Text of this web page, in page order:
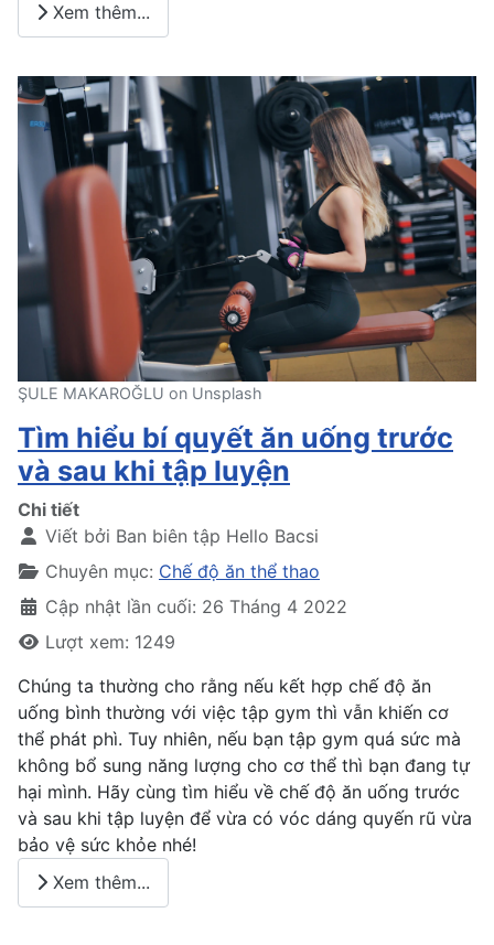
Xem thêm...
ŞULE MAKAROĞLU on Unsplash
Tìm hiểu bí quyết ăn uống trước
và sau khi tập luyện
Chi tiết
Viết bởi Ban biên tập Hello Bacsi
Chuyên mục: Chế độ ăn thể thao
Cập nhật lần cuối: 26 Tháng 4 2022
Lượt xem: 1249
Chúng ta thường cho rằng nếu kết hợp chế độ ăn
uống bình thường với việc tập gym thì vẫn khiến cơ
thể phát phì. Tuy nhiên, nếu bạn tập gym quá sức mà
không bổ sung năng lượng cho cơ thể thì bạn đang tự
hại mình. Hãy cùng tìm hiểu về chế độ ăn uống trước
và sau khi tập luyện để vừa có vóc dáng quyến rũ vừa
bảo vệ sức khỏe nhé!
Xem thêm...